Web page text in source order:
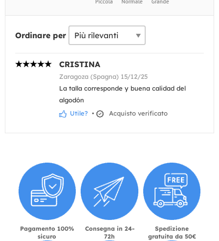
Ordinare per
CRISTINA
Zaragoza (Spagna) 15/12/25
La talla corresponde y buena calidad del
algodón
Utile? • Acquisto verificato
Pagamento 100%
sicuro
Consegna in 24-
72h
Spedizione
gratuita da 50€